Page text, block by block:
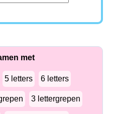
met
5 letters 6 letters
3 lettergrepen